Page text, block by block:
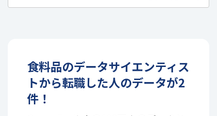
食料品のデータサイエンティス
トから転職した人のデータが2
件！